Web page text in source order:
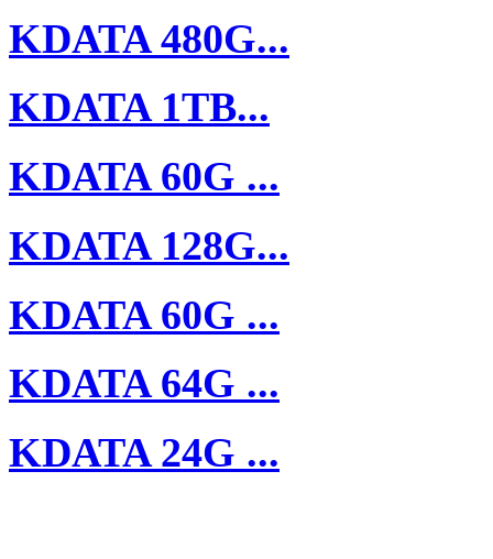
KDATA 480G...
KDATA 1TB...
KDATA 60G ...
KDATA 128G...
KDATA 60G ...
KDATA 64G ...
KDATA 24G ...